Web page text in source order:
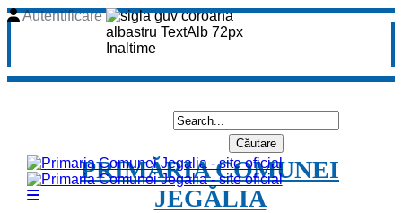
Autentificare
PRIMĂRIA COMUNEI
JEGĂLIA